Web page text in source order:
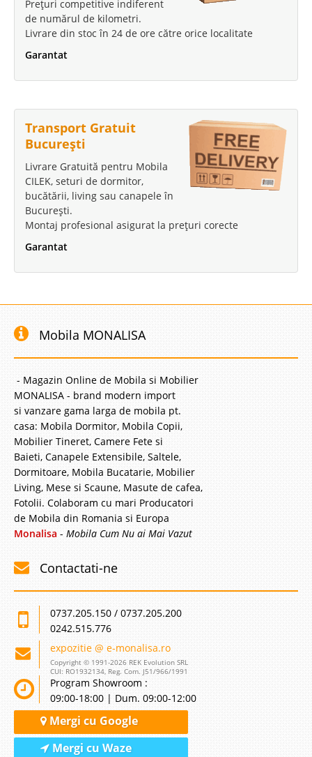
Prețuri competitive indiferent
de numărul de kilometri.
Livrare din stoc în 24 de ore către orice localitate
Garantat
Transport Gratuit
București
Livrare Gratuită pentru Mobila
CILEK, seturi de dormitor,
bucătării, living sau canapele în
București.
Montaj profesional asigurat la prețuri corecte
Garantat
Mobila MONALISA
- Magazin Online de Mobila si Mobilier
MONALISA - brand modern import
si vanzare gama larga de mobila pt.
casa: Mobila Dormitor, Mobila Copii,
Mobilier Tineret, Camere Fete si
Baieti, Canapele Extensibile, Saltele,
Dormitoare, Mobila Bucatarie, Mobilier
Living, Mese si Scaune, Masute de cafea,
Fotolii. Colaboram cu mari Producatori
de Mobila din Romania si Europa
Monalisa - Mobila Cum Nu ai Mai Vazut
Contactati-ne
0737.205.150 / 0737.205.200
0242.515.776
expozitie @ e-monalisa.ro
Copyright © 1991-2026 REK Evolution SRL
CUI: RO1932134, Reg. Com. J51/966/1991
Program Showroom :
09:00-18:00 | Dum. 09:00-12:00
Mergi cu Google
Mergi cu Waze